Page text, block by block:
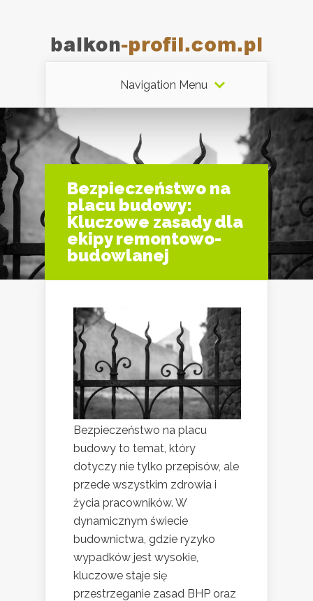
Navigation Menu
Bezpieczeństwo na
placu budowy:
Kluczowe zasady dla
ekipy remontowo-
budowlanej
Bezpieczeństwo na placu
budowy to temat, który
dotyczy nie tylko przepisów, ale
przede wszystkim zdrowia i
życia pracowników. W
dynamicznym świecie
budownictwa, gdzie ryzyko
wypadków jest wysokie,
kluczowe staje się
przestrzeganie zasad BHP oraz